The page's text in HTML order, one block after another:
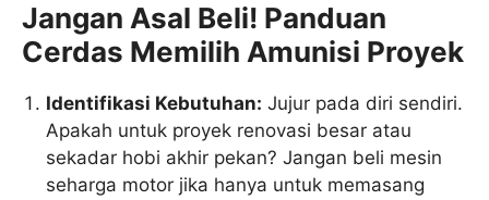
Jangan Asal Beli! Panduan
Cerdas Memilih Amunisi Proyek
Identifikasi Kebutuhan: Jujur pada diri sendiri.
Apakah untuk proyek renovasi besar atau
sekadar hobi akhir pekan? Jangan beli mesin
seharga motor jika hanya untuk memasang